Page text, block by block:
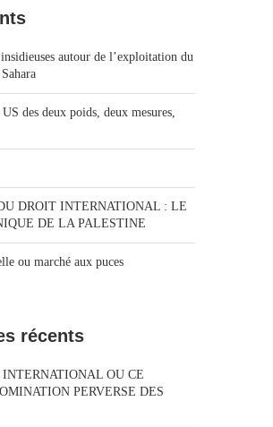
autour de l’exploitation du
des deux poids, deux mesures,
DROIT INTERNATIONAL : LE
DE LA PALESTINE
ou marché aux puces
récents
INTERNATIONAL OU CE
PERVERSE DES